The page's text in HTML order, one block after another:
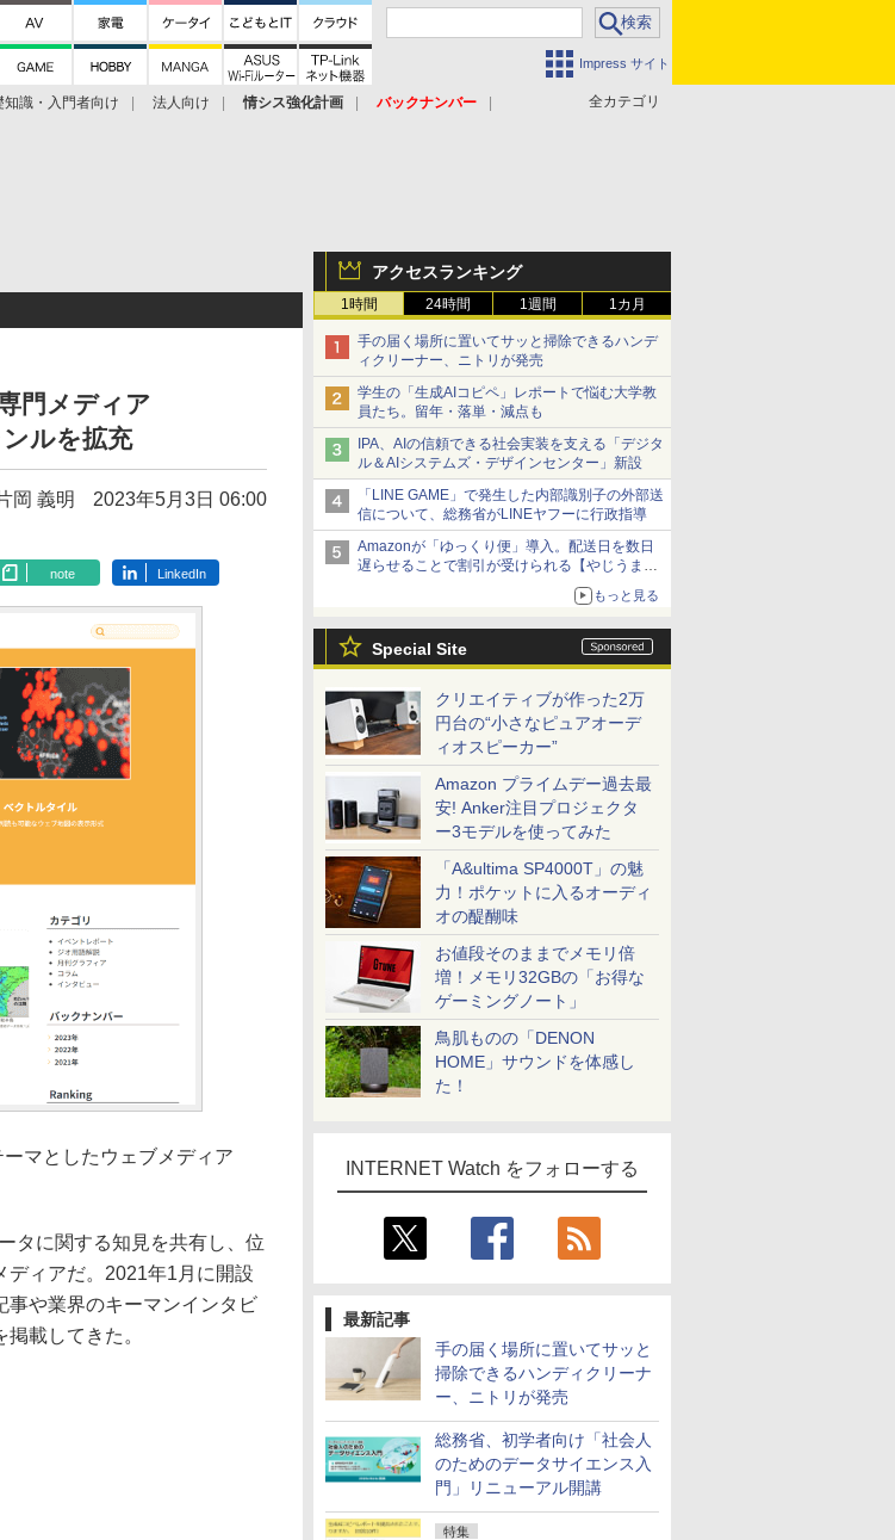
Impress サイト
全カテゴリ
知識・入門者向け 法人向け 情シス強化計画
バックナンバー
アクセスランキング
1時間 24時間 1週間 1カ月
手の届く場所に置いてサッと掃除できるハンデ
ィクリーナー、ニトリが発売
学生の「生成AIコピペ」レポートで悩む大学教
員たち。留年・落単・減点も
IPA、AIの信頼できる社会実装を支える「デジタ
ル＆AIシステムズ・デザインセンター」新設
「LINE GAME」で発生した内部識別子の外部送
信について、総務省がLINEヤフーに行政指導
Amazonが「ゆっくり便」導入。配送日を数日
遅らせることで割引が受けられる【やじうま
もっと見る
Special Site
クリエイティブが作った2万
円台の“小さなピュアオーデ
ィオスピーカー”
Amazon プライムデー過去最
安! Anker注目プロジェクタ
ー3モデルを使ってみた
「A&ultima SP4000T」の魅
力！ポケットに入るオーディ
オの醍醐味
お値段そのままでメモリ倍
増！メモリ32GBの「お得な
ゲーミングノート」
鳥肌ものの「DENON
HOME」サウンドを体感し
た！
INTERNET Watch をフォローする
最新記事
手の届く場所に置いてサッと
掃除できるハンディクリーナ
ー、ニトリが発売
総務省、初学者向け「社会人
のためのデータサイエンス入
門」リニューアル開講
特集
門メディア
ルを拡充
岡 義明 2023年5月3日 06:00
note LinkedIn
マとしたウェブメディア
タに関する知見を共有し、位
ディアだ。2021年1月に開設
事や業界のキーマンインタビ
載してきた。